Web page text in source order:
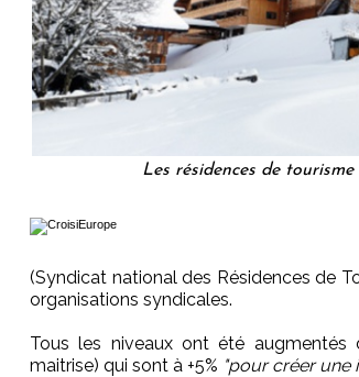
Les résidences de
(Syndicat national des Résidences de
organisations syndicales.
Tous les niveaux ont été
maitrise) qui sont à +5% "pour créer une